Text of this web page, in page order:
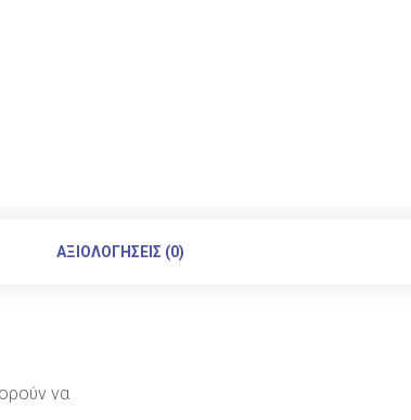
ΑΞΙΟΛΟΓΉΣΕΙΣ (0)
να